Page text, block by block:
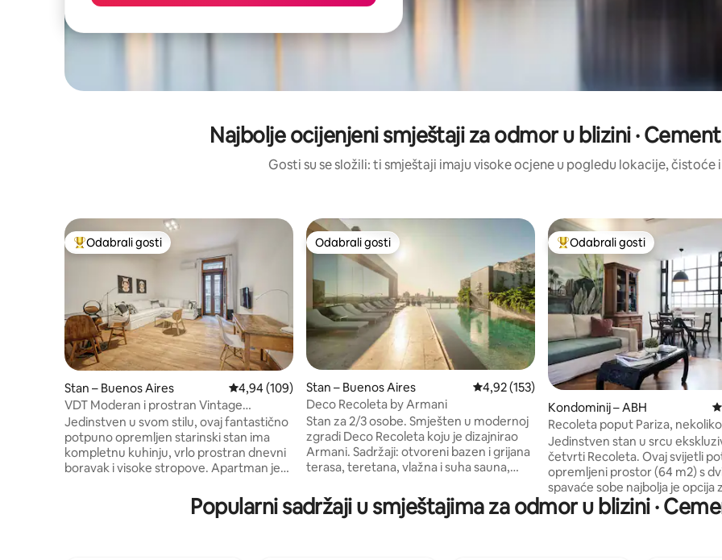
Najbolje ocijenjeni smještaji za odmor u blizini ·
Gosti su se složili: ti smještaji imaju visoke ocjene u pogledu lokacije, čistoće
Među najviše rangiranima s oznakom „Odabrali gosti”
Odabrali gosti
Stan – Buenos Aires Prosječna ocjena: 4,94/5, recenzija: 109
4,94 (109)
VDT Moderan i prostran Vintage
apartman Recoleta
Jedinstven u svom stilu, ovaj fantastično
potpuno opremljen starinski stan ima
kompletnu kuhinju, vrlo prostran dnevni
boravak i visoke stropove. Apartman je
od najboljih dijelova četvrti Bs As:
Recoleta. Područje je sigurno i puno
Odabrali gosti
Odabrali gosti
Stan – Buenos Aires Prosječna ocjena: 4,92/5, recenzija: 153
4,92 (153)
Deco Recoleta by Armani
Stan za 2/3 osobe. Smješten u modernoj
zgradi Deco Recoleta koju je dizajnirao
Armani. Sadržaji: otvoreni bazen i grijana
terasa, teretana, vlažna i suha sauna,
Sigurnost 0 - 24. Depto. ima Wi-Fi,
pametni TV, klima-uređaj, garderobu,
Među najviše rangiranima s
Odabrali gosti
Kondominij – ABH
Recoleta poput Pariza,
od Hyatta · 2 spavaće sobe
Jedinstven stan u srcu
četvrti Recoleta. Ovaj svijetli
opremljeni prostor (64 m2) s
spavaće sobe najbolja je opcija
parove koji žele odsjesti u
u strateškoj, lijepoj i sigurnoj
Popularni sadržaji u smještajima za odmor u blizini ·